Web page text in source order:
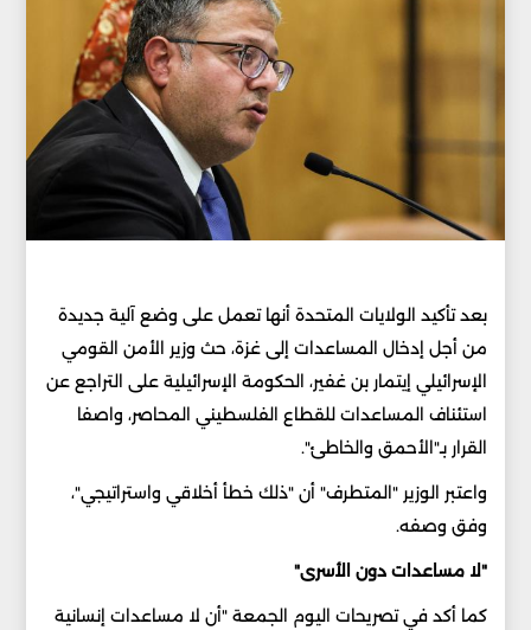
بعد تأكيد الولايات المتحدة أنها تعمل على وضع آلية جديدة
من أجل إدخال المساعدات إلى غزة، حث وزير الأمن القومي
الإسرائيلي إيتمار بن غفير، الحكومة الإسرائيلية على التراجع عن
استئناف المساعدات للقطاع الفلسطيني المحاصر، واصفا
القرار بـ"الأحمق والخاطئ".
واعتبر الوزير "المتطرف" أن "ذلك خطأ أخلاقي واستراتيجي"،
وفق وصفه.
"لا مساعدات دون الأسرى"
كما أكد في تصريحات اليوم الجمعة "أن لا مساعدات إنسانية